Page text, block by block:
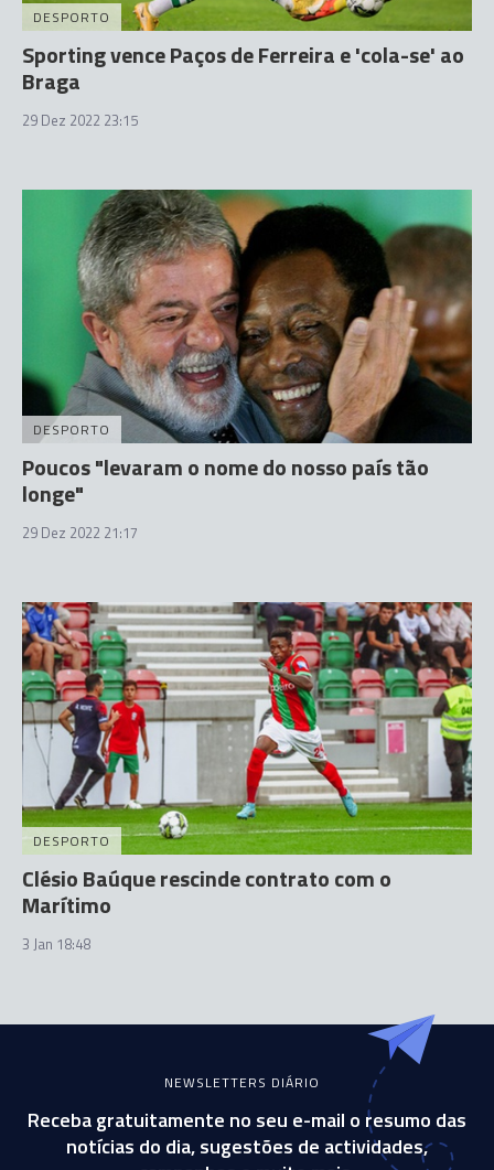
DESPORTO
Sporting vence Paços de Ferreira e 'cola-se' ao
Braga
29 Dez 2022 23:15
DESPORTO
Poucos "levaram o nome do nosso país tão
longe"
29 Dez 2022 21:17
DESPORTO
Clésio Baúque rescinde contrato com o
Marítimo
3 Jan 18:48
NEWSLETTERS DIÁRIO
Receba gratuitamente no seu e-mail o resumo das
notícias do dia, sugestões de actividades,